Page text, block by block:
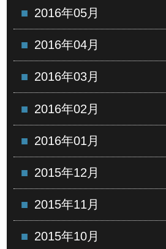
2016年05月
2016年04月
2016年03月
2016年02月
2016年01月
2015年12月
2015年11月
2015年10月